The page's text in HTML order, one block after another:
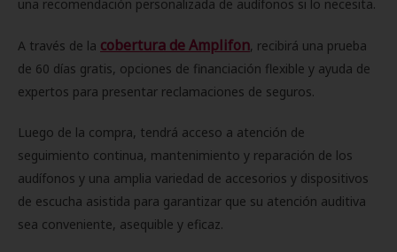
una recomendación personalizada de audífonos si lo necesita.
A través de la cobertura de Amplifon, recibirá una prueba
de 60 días gratis, opciones de financiación flexible y ayuda de
expertos para presentar reclamaciones de seguros.
Luego de la compra, tendrá acceso a atención de
seguimiento continua, mantenimiento y reparación de los
audífonos y una amplia variedad de accesorios y dispositivos
de escucha asistida para garantizar que su atención auditiva
sea conveniente, asequible y eficaz.